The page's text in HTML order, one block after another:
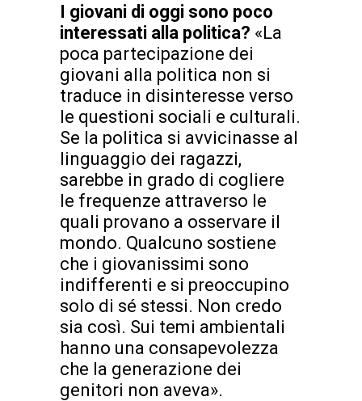
I giovani di oggi sono poco
interessati alla politica? «La
poca partecipazione dei
giovani alla politica non si
traduce in disinteresse verso
le questioni sociali e culturali.
Se la politica si avvicinasse al
linguaggio dei ragazzi,
sarebbe in grado di cogliere
le frequenze attraverso le
quali provano a osservare il
mondo. Qualcuno sostiene
che i giovanissimi sono
indifferenti e si preoccupino
solo di sé stessi. Non credo
sia così. Sui temi ambientali
hanno una consapevolezza
che la generazione dei
genitori non aveva».